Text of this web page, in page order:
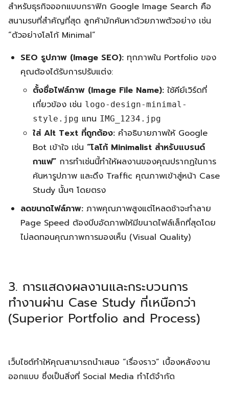
สำหรับธุรกิจออกแบบกราฟิก Google Image Search คือ
สนามรบที่สำคัญที่สุด ลูกค้ามักค้นหาด้วยภาพตัวอย่าง เช่น
“ตัวอย่างโลโก้ Minimal”
SEO รูปภาพ (Image SEO): ทุกภาพใน Portfolio ของ
คุณต้องได้รับการปรับแต่ง:
ตั้งชื่อไฟล์ภาพ (Image File Name): ใช้คีย์เวิร์ดที่
เกี่ยวข้อง เช่น logo-design-minimal-
style.jpg แทน IMG_1234.jpg
ใส่ Alt Text ที่ถูกต้อง: คำอธิบายภาพให้ Google
Bot เข้าใจ เช่น “โลโก้ Minimalist สำหรับแบรนด์
กาแฟ” การทำเช่นนี้ทำให้ผลงานของคุณปรากฏในการ
ค้นหารูปภาพ และดึง Traffic คุณภาพเข้าสู่หน้า Case
Study นั้นๆ โดยตรง
ลดขนาดไฟล์ภาพ: ภาพคุณภาพสูงแต่โหลดช้าจะทำลาย
Page Speed ต้องบีบอัดภาพให้มีขนาดไฟล์เล็กที่สุดโดย
ไม่ลดทอนคุณภาพการมองเห็น (Visual Quality)
3. การแสดงผลงานและกระบวนการ
ทำงานผ่าน Case Study ที่เหนือกว่า
(Superior Portfolio and Process)
เว็บไซต์ทำให้คุณสามารถนำเสนอ “เรื่องราว” เบื้องหลังงาน
ออกแบบ ซึ่งเป็นสิ่งที่ Social Media ทำได้จำกัด